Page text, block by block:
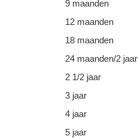
9 maanden
12 maanden
18 maanden
24 maanden/2 jaar
2 1/2 jaar
3 jaar
4 jaar
5 jaar